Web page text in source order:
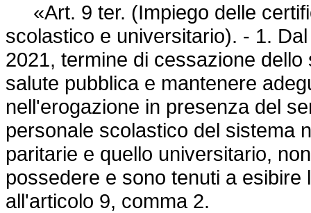
«Art. 9 ter. (Impiego delle
scolastico e universitario). - 1.
2021, termine di cessazione
salute pubblica e mantenere
nell'erogazione in presenza del
personale scolastico del sistema
paritarie e quello universitario,
possedere e sono tenuti a
all'articolo 9, comma 2.